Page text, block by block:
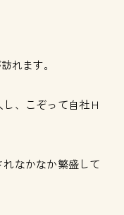
れます。
、こぞって自社Ｈ
なかなか繁盛して